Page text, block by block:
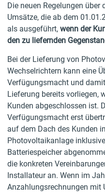
Die neuen Regelungen über
Umsätze, die ab dem
als ausgeführt, wenn der
den zu liefernden
Bei der Lieferung von
Wechselrichtern kann eine
Verfügungsmacht und
Lieferung bereits vorliegen,
Kunden abgeschlossen ist.
Verfügungsmacht erst
auf dem Dach des Kunden
Photovoltaikanlage
Batteriespeicher
die konkreten
Installateur an. Wenn im
Anzahlungsrechnungen mit